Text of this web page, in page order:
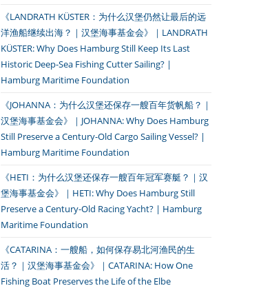
《LANDRATH KÜSTER：为什么汉堡仍然让最后的远
洋渔船继续出海？｜汉堡海事基金会》｜LANDRATH
KÜSTER: Why Does Hamburg Still Keep Its Last
Historic Deep-Sea Fishing Cutter Sailing? |
Hamburg Maritime Foundation
《JOHANNA：为什么汉堡还保存一艘百年货帆船？｜
汉堡海事基金会》｜JOHANNA: Why Does Hamburg
Still Preserve a Century-Old Cargo Sailing Vessel? |
Hamburg Maritime Foundation
《HETI：为什么汉堡还保存一艘百年冠军赛艇？｜汉
堡海事基金会》｜HETI: Why Does Hamburg Still
Preserve a Century-Old Racing Yacht? | Hamburg
Maritime Foundation
《CATARINA：一艘船，如何保存易北河渔民的生
活？｜汉堡海事基金会》｜CATARINA: How One
Fishing Boat Preserves the Life of the Elbe